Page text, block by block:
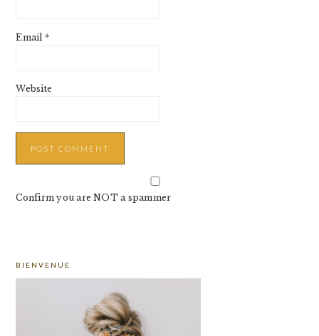
Email *
Website
Confirm you are NOT a spammer
SIDEBAR
BIENVENUE